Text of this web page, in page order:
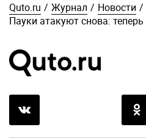
Quto.ru / Журнал / Новости /
Пауки атакуют снова: